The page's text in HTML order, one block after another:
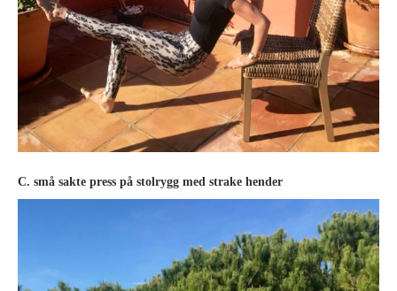
C. små sakte press på stolrygg med strake hender